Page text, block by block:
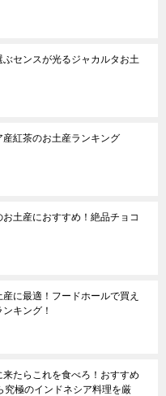
ぶセンスが光るジャカルタお土
産紅茶のお土産ランキング
お土産におすすめ！絶品チョコ
産に最適！フードホールで買え
キング！
来たらこれを食べろ！おすすめ
究極のインドネシア料理を厳